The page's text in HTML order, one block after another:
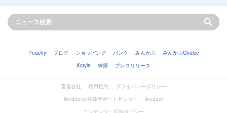
Peachy ブログ ショッピング バンク みんかぶ
みんかぶChoice
Kstyle
株探 プレスリリース
運営会社 利用規約
プライバシーポリシー
livedoorお客様サポートセンター
livedoor
コンテンツ・広告ポリシー